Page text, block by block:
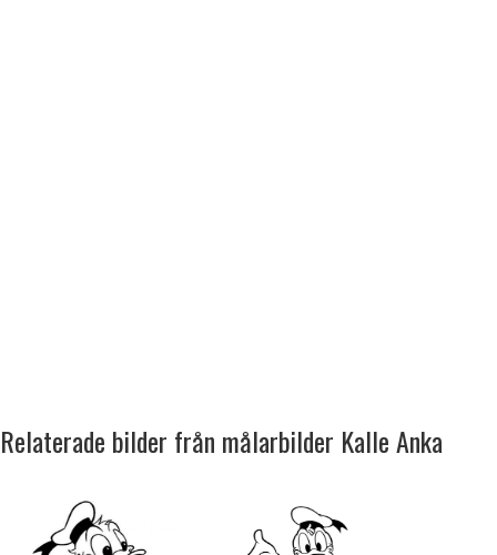
Relaterade bilder från målarbilder Kalle Anka